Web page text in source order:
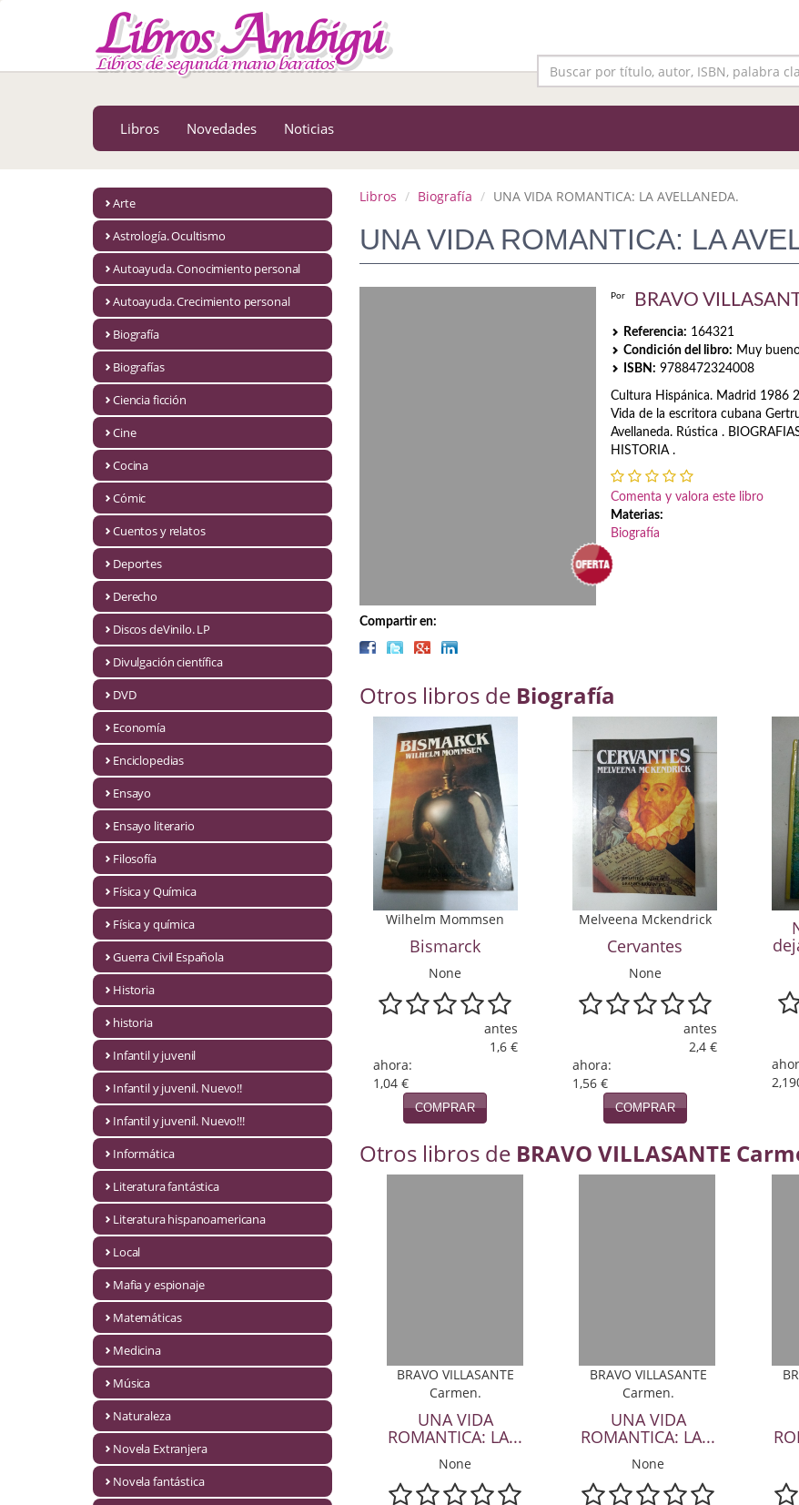
MENÚ PRINCIPAL
Astrología. Ocultismo
Autoayuda. Conocimiento personal
Autoayuda. Crecimiento personal
Ciencia ficción
Cuentos y relatos
Discos deVinilo. LP
Divulgación científica
Ensayo literario
Guerra Civil Española
Infantil y juvenil
Infantil y juvenil. Nuevo!!
Infantil y juvenil. Nuevo!!!
Literatura fantástica
Literatura hispanoamericana
Mafia y espionaje
Libros Novedades Noticias
Arte
Astrología. Ocultismo
Autoayuda. Conocimiento personal
Autoayuda. Crecimiento personal
Biografía
Biografías
Ciencia ficción
Cine
Cocina
Cómic
Cuentos y relatos
Deportes
Derecho
Discos deVinilo. LP
Divulgación científica
DVD
Economía
Enciclopedias
Ensayo
Ensayo literario
Filosofía
Física y Química
Física y química
Guerra Civil Española
Historia
historia
Infantil y juvenil
Infantil y juvenil. Nuevo!!
Infantil y juvenil. Nuevo!!!
Informática
Literatura fantástica
Literatura hispanoamericana
Local
Mafia y espionaje
Matemáticas
Medicina
Música
Naturaleza
Novela Extranjera
Novela fantástica
Libros Biografía UNA VIDA ROMANTICA: LA AVELLANEDA.
UNA VIDA ROMANTICA: LA
Compartir en:
Por BRAVO
Referencia: 164321
Condición del libro: Muy
ISBN: 9788472324008
Cultura Hispánica. Madrid 1986
Vida de la escritora cubana
Avellaneda. Rústica .
HISTORIA .
Comenta y valora este libro
Materias:
Biografía
Otros libros de Biografía
Wilhelm Mommsen
Bismarck
None
antes
1,6 €
ahora:
1,04 €
COMPRAR
Melveena Mckendrick
Cervantes
None
antes
2,4 €
ahora:
1,56 €
COMPRAR
Otros libros de BRAVO VILLASANTE
BRAVO VILLASANTE
Carmen.
UNA VIDA
ROMANTICA: LA...
None
BRAVO VILLASANTE
Carmen.
UNA VIDA
ROMANTICA: LA...
None